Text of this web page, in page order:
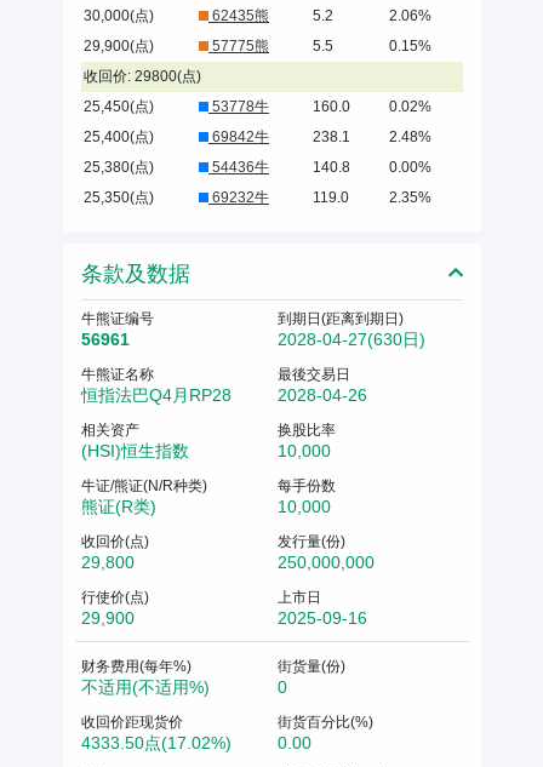
30,000(点)
62435熊 5.2
2.06%
29,900(点)
57775熊 5.5
0.15%
收回价: 29800(点)
25,450(点)
53778牛 160.0
0.02%
25,400(点)
69842牛 238.1
2.48%
25,380(点)
54436牛 140.8
0.00%
25,350(点)
69232牛 119.0 2.35%
条款及数据
牛熊证编号
56961
到期日(距离到期日)
2028-04-27(630日)
牛熊证名称
恒指法巴Q4月RP28
最後交易日
2028-04-26
相关资产
(HSI)恒生指数
换股比率
10,000
牛证/熊证(N/R种类)
熊证(R类)
每手份数
10,000
收回价(点)
29,800
发行量(份)
250,000,000
行使价(点)
29,900
上市日
2025-09-16
财务费用(每年%)
不适用(不适用%)
街货量(份)
0
收回价距现货价
4333.50点(17.02%)
街货百分比(%)
0.00